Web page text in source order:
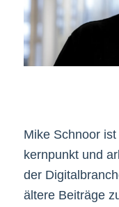
Mike Schnoor
kernpunkt und
der
ältere Beiträge